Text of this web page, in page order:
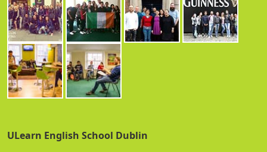
ULearn English School Dublin